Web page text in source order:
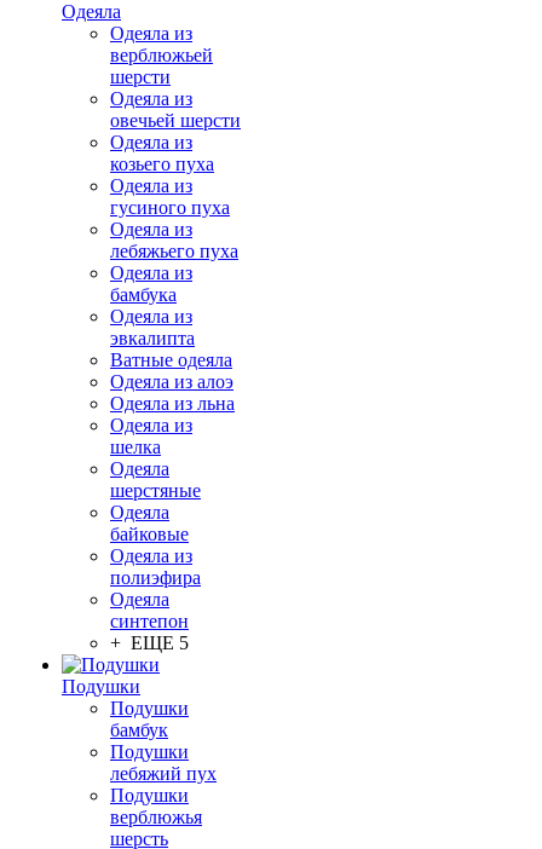
Одеяла
Одеяла из
верблюжьей
шерсти
Одеяла из
овечьей шерсти
Одеяла из
козьего пуха
Одеяла из
гусиного пуха
Одеяла из
лебяжьего пуха
Одеяла из
бамбука
Одеяла из
эвкалипта
Ватные одеяла
Одеяла из алоэ
Одеяла из льна
Одеяла из
шелка
Одеяла
шерстяные
Одеяла
байковые
Одеяла из
полиэфира
Одеяла
синтепон
+ ЕЩЕ 5
Подушки
Подушки
бамбук
Подушки
лебяжий пух
Подушки
верблюжья
шерсть